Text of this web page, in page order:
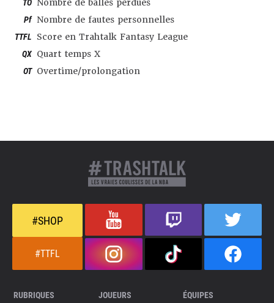
Nombre de balles perdues
Pf Nombre de fautes personnelles
TTFL Score en Trahtalk Fantasy League
QX Quart temps X
OT Overtime/prolongation
#SHOP
#TTFL
RUBRIQUES
JOUEURS ÉQUIPES